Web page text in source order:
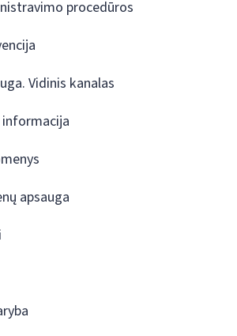
procedūros
Vidinis kanalas
apsauga